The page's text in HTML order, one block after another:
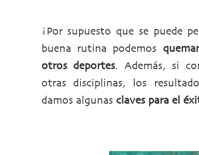
¡Por supuesto que se puede
buena rutina podemos
otros deportes. Además, si
otras disciplinas, los
damos algunas claves para el